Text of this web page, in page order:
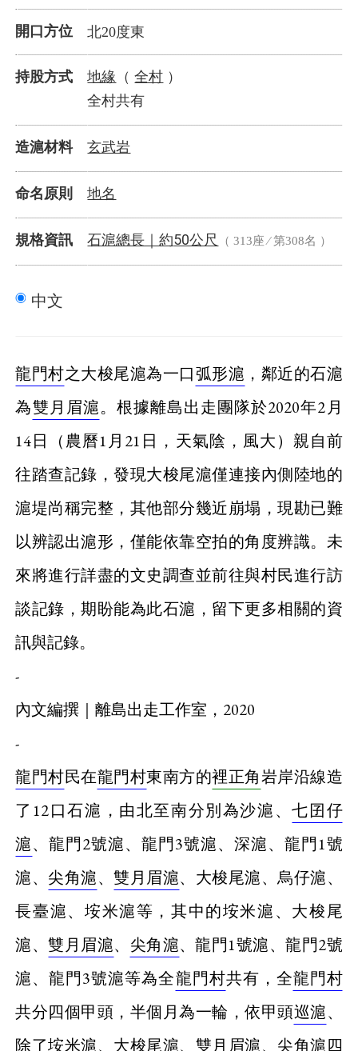
開口方位 北20度東
持股方式 地緣 （全村 ）
全村共有
造滬材料 玄武岩
命名原則 地名
規格資訊 石滬總長｜約50公尺 （ 313座 ⁄ 第308名 ）
中文
龍門村之大梭尾滬為一口弧形滬 ，鄰近的石滬
為雙月眉滬。根據離島出走團隊於2020年2月
14日（農曆1月21日，天氣陰，風大）親自前
往踏查記錄，發現大梭尾滬僅連接內側陸地的
滬堤尚稱完整，其他部分幾近崩塌，現勘已難
以辨認出滬形，僅能依靠空拍的角度辨識。未
來將進行詳盡的文史調查並前往與村民進行訪
談記錄，期盼能為此石滬，留下更多相關的資
訊與記錄。
-
內文編撰｜離島出走工作室，2020
-
龍門村民在龍門村東南方的裡正角岩岸沿線造
了12口石滬，由北至南分別為沙滬、七囝仔
滬、龍門2號滬、龍門3號滬、深滬、龍門1號
滬、 尖角滬、雙月眉滬、大梭尾滬、烏仔滬、
長臺滬、垵米滬等，其中的垵米滬、大梭尾
滬、雙月眉滬、 尖角滬、龍門1號滬、龍門2號
滬、龍門3號滬等為全龍門村共有，全龍門村
共分四個甲頭，半個月為一輪，依甲頭巡滬、
除了垵米滬、大梭尾滬、 雙月眉滬、 尖角滬四